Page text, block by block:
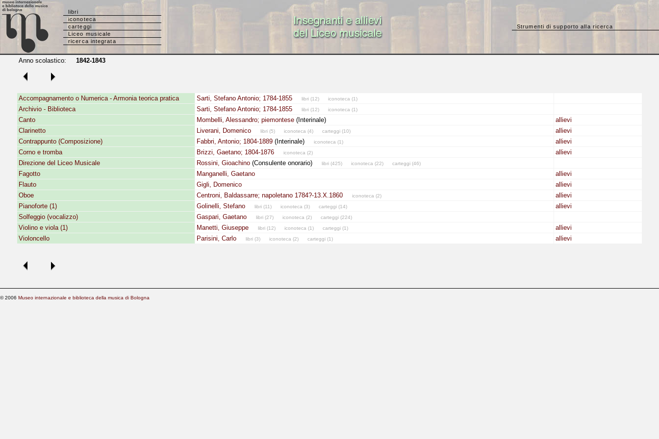
libri
iconoteca
carteggi
Liceo musicale
ricerca integrata
Strumenti di supporto alla ricerca
Anno scolastico: 1842-1843
Accompagnamento o Numerica - Armonia teorica pratica Sarti, Stefano Antonio; 1784-1855 libri (12) iconoteca (1)
Archivio - Biblioteca Sarti, Stefano Antonio; 1784-1855 libri (12) iconoteca (1)
Canto Mombelli, Alessandro; piemontese (Interinale)
allievi
Clarinetto
Liverani, Domenico libri (5) iconoteca (4) carteggi (10)
allievi
Contrappunto (Composizione)
Fabbri, Antonio; 1804-1889 (Interinale) iconoteca (1)
allievi
Corno e tromba
Brizzi, Gaetano; 1804-1876 iconoteca (2)
allievi
Direzione del Liceo Musicale
Rossini, Gioachino (Consulente onorario) libri (425) iconoteca (22) carteggi (46)
Fagotto Manganelli, Gaetano
allievi
Flauto
Gigli, Domenico
allievi
Oboe
Centroni, Baldassarre; napoletano 1784?-13.X.1860 iconoteca (2)
allievi
Pianoforte (1)
Golinelli, Stefano libri (11) iconoteca (3) carteggi (14)
allievi
Solfeggio (vocalizzo)
Gaspari, Gaetano libri (27) iconoteca (2) carteggi (224)
Violino e viola (1) Manetti, Giuseppe libri (12) iconoteca (1) carteggi (1)
allievi
Violoncello
Parisini, Carlo libri (3) iconoteca (2) carteggi (1) allievi
© 2006 Museo internazionale e biblioteca della musica di Bologna